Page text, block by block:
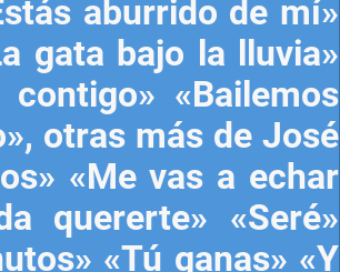
aburrido de mí»
gata bajo la lluvia»
«Bailemos
otras más de José
«Me vas a echar
quererte» «Seré»
«Tú ganas» «Y